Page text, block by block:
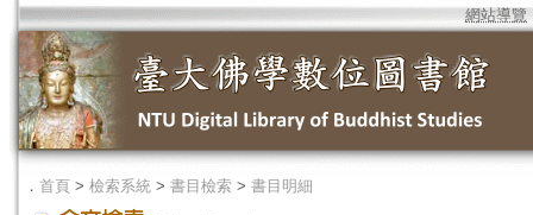
網站導覽
． 首頁 > 檢索系統 > 書目檢索 > 書目明細